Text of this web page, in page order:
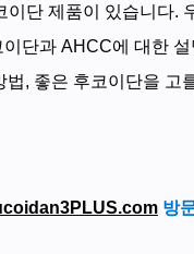
단 제품이 있습니다.
단과 AHCC에 대한
, 좋은 후코이단을 고
방